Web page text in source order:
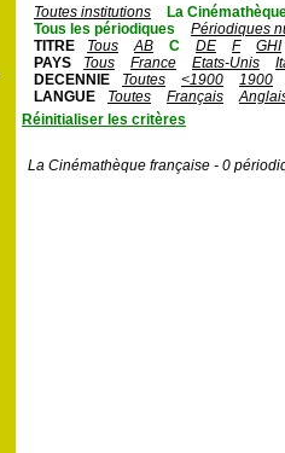
Toutes institutions
La
Tous les périodiques
Périodiques
TITRE
Tous AB C DE F
GHI
PAYS
Tous France Etats-Unis
DECENNIE
Toutes <1900
1900
LANGUE
Toutes Français
Réinitialiser les critères
La Cinémathèque française - 0